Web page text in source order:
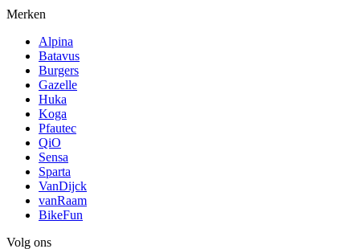
Merken
Alpina
Batavus
Burgers
Gazelle
Huka
Koga
Pfautec
QiO
Sensa
Sparta
VanDijck
vanRaam
BikeFun
Volg ons